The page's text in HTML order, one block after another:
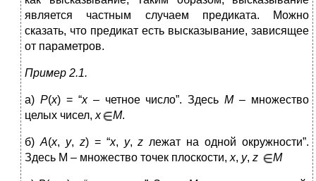
является частным случаем предиката. Можно
сказать, что предикат есть высказывание, зависящее
от параметров.
Пример 2.1.
а) P(x) = “x– четное число”. ЗдесьМ– множество
целых чисел, x M.
б) A(x, y, z) = “x, y,z лежат на одной окружности”.
Здесь М – множество точек плоскости, x, y, z M